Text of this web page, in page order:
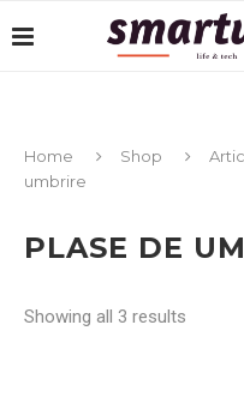
Home Shop
umbrire
PLASE DE
Showing all 3 results